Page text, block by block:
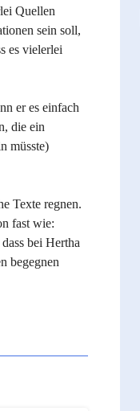
Quellen
sein soll,
es vielerlei
er es einfach
die ein
müsste)
Texte regnen.
fast wie:
bei Hertha
begegnen